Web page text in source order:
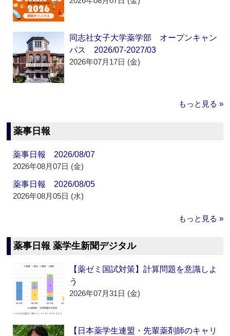
同志社女子大学薬学部 オープンキャン
パス 2026/07-2027/03
2026年07月17日 (金)
もっと見る »
薬事日報
薬事日報 2026/08/07
2026年08月07日 (金)
薬事日報 2026/08/05
2026年08月05日 (水)
もっと見る »
薬事日報 薬学生新聞デジタル
【薬ゼミ国試対策】計算問題を意識しよ
う
2026年07月31日 (金)
【日本薬学生連盟・先輩薬剤師のキャリ